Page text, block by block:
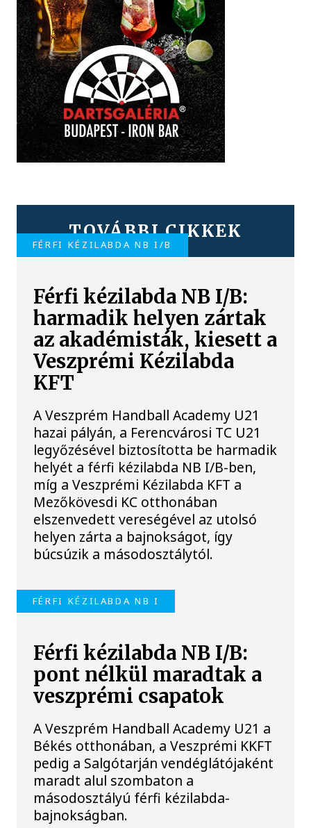
TOVÁBBI CIKKEK
FÉRFI KÉZILABDA NB I/B
Férfi kézilabda NB I/B:
harmadik helyen zártak
az akadémisták, kiesett a
Veszprémi Kézilabda
KFT
A Veszprém Handball Academy U21
hazai pályán, a Ferencvárosi TC U21
legyőzésével biztosította be harmadik
helyét a férfi kézilabda NB I/B-ben,
míg a Veszprémi Kézilabda KFT a
Mezőkövesdi KC otthonában
elszenvedett vereségével az utolsó
helyen zárta a bajnokságot, így
búcsúzik a másodosztálytól.
FÉRFI KÉZILABDA NB I
Férfi kézilabda NB I/B:
pont nélkül maradtak a
veszprémi csapatok
A Veszprém Handball Academy U21 a
Békés otthonában, a Veszprémi KKFT
pedig a Salgótarján vendéglátójaként
maradt alul szombaton a
másodosztályú férfi kézilabda-
bajnokságban.